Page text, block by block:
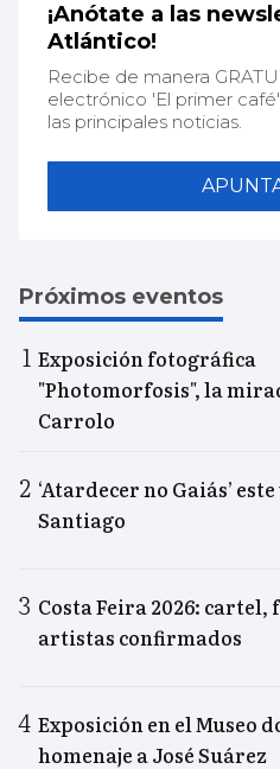
¡Anótate a las
Atlántico!
Recibe de manera
electrónico 'El primer
las principales noticias.
Próximos eventos
Exposición fotográfica
"Photomorfosis", la
Carrolo
‘Atardecer no Gaiás’
Santiago
Costa Feira 2026: cartel,
artistas confirmados
Exposición en el Museo
homenaje a José Suárez